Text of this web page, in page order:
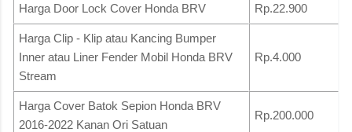
Harga Door Lock Cover Honda BRV Rp.22.900
Harga Clip - Klip atau Kancing Bumper
Inner atau Liner Fender Mobil Honda BRV
Stream
Rp.4.000
Harga Cover Batok Sepion Honda BRV
2016-2022 Kanan Ori Satuan
Rp.200.000